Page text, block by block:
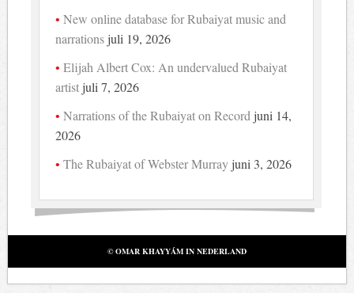
New online database for Rubaiyat music and
narrations juli 19, 2026
Elijah Albert Cox: An undervalued Rubaiyat
artist juli 7, 2026
Narrations of the Rubaiyat on Record juni 14,
2026
The Rubaiyat of Webster Murray juni 3, 2026
© OMAR KHAYYÁM IN NEDERLAND